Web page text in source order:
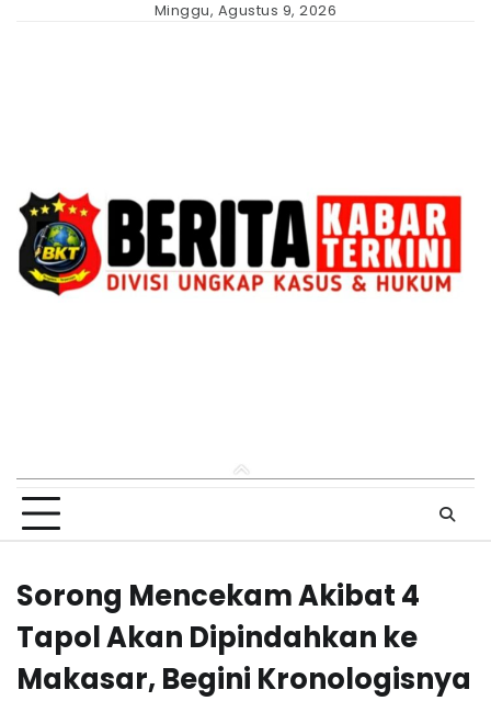
Minggu, Agustus 9, 2026
Sorong Mencekam Akibat 4
Tapol Akan Dipindahkan ke
Makasar, Begini Kronologisnya